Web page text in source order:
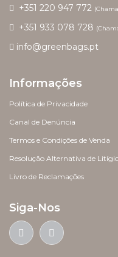
+351 220 947 772
+351 933 078 728
info@greenbags.pt
Informações
Política de Privacidade
Canal de Denúncia
Termos e Condições de Venda
Resolução Alternativa de
Livro de Reclamações
Siga-Nos